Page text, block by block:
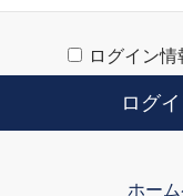
ログイン
ホー